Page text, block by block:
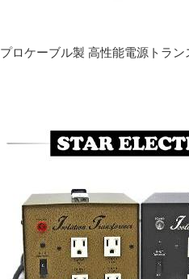
プロケーブル製 高性能電源トラ